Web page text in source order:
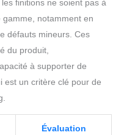
finitions ne soient pas à
gamme, notamment en
défauts mineurs. Ces
du produit,
à supporter de
est un critère clé pour de
Évaluation